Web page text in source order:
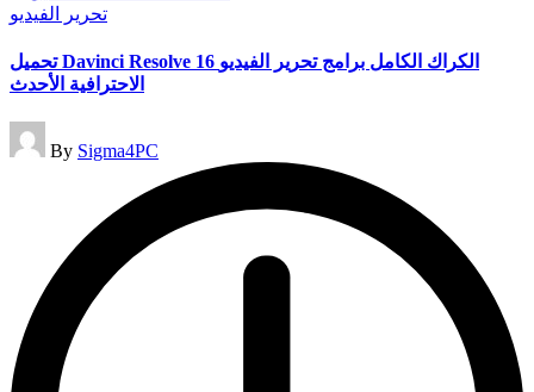
Posted
تحرير الفيديو
تحميل Davinci Resolve 16 الكراك الكامل برامج تحرير الفيديو
الاحترافية الأحدث
Posted
by
By Sigma4PC